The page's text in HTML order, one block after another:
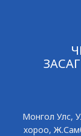
Монгол Улс,
хороо,